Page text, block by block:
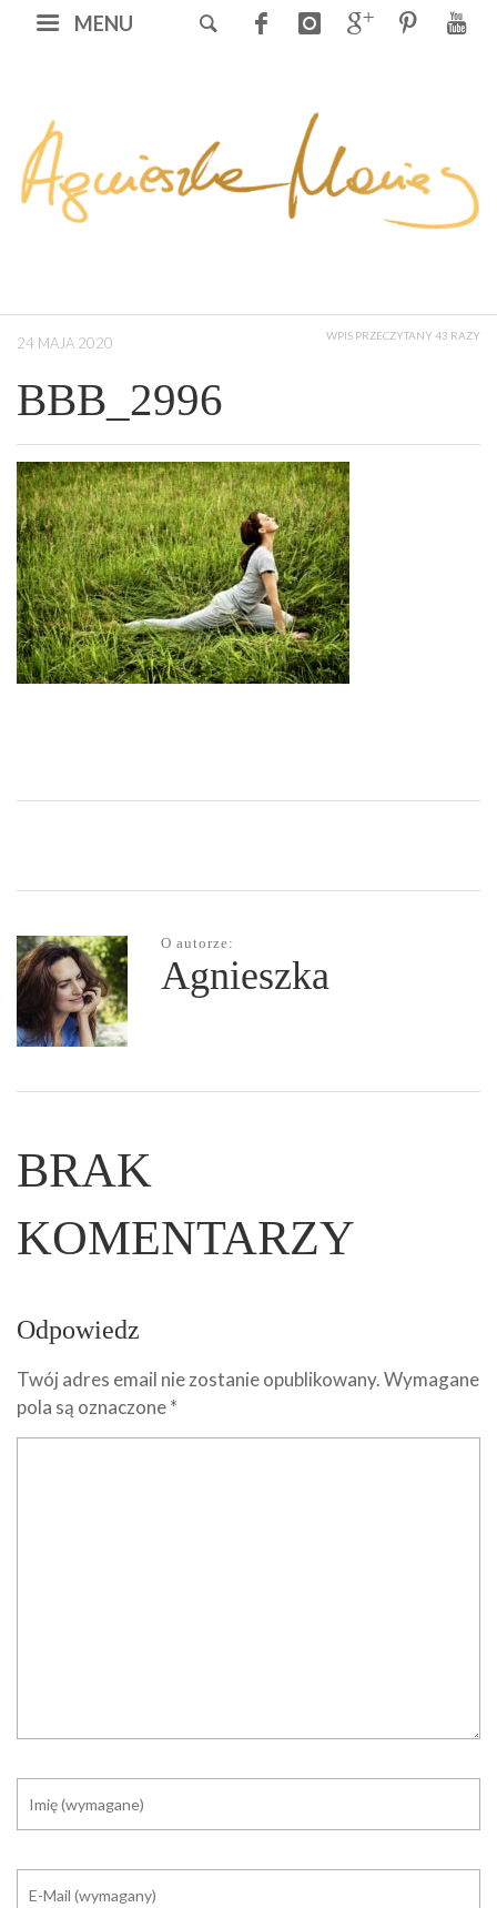
MENU
24 MAJA 2020 WPIS PRZECZYTANY 43 RAZY
BBB_2996
O autorze:
Agnieszka
BRAK
KOMENTARZY
Odpowiedz
Twój adres email nie zostanie opublikowany.Wymagane
pola są oznaczone*